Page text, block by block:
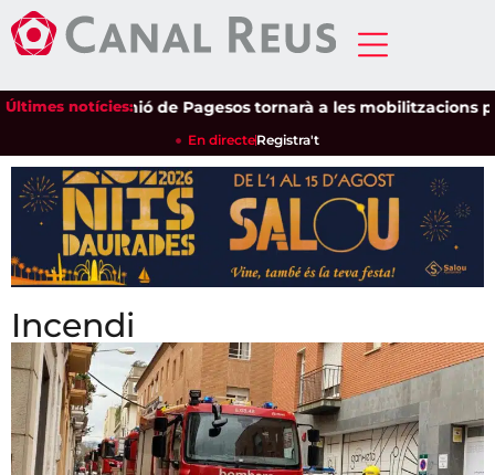
Últimes notícies:
Unió de Pagesos tornarà a les mobilitzacions per
En directeRegistra't
Incendi